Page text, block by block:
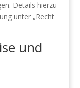
Details hierzu
unter „Recht
und